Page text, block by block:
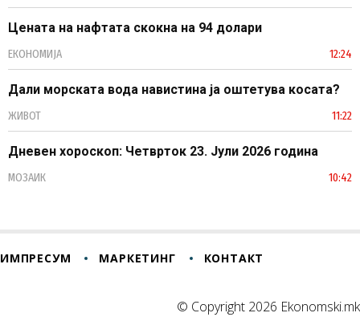
Цената на нафтата скокна на 94 долари
ЕКОНОМИЈА 12:24
Дали морската вода навистина ја оштетува косата?
ЖИВОТ 11:22
Дневен хороскоп: Четврток 23. Јули 2026 година
МОЗАИК 10:42
ИМПРЕСУМ МАРКЕТИНГ КОНТАКТ
© Copyright 2026 Ekonomski.mk